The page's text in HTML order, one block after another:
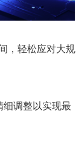
，轻松应对大规
调整以实现最